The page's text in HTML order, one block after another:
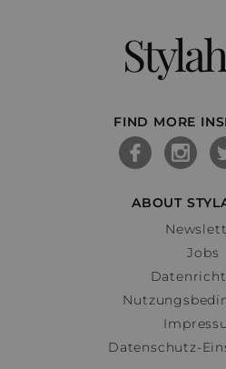
FIND MORE
ABOUT
Jobs
Datenschutz-